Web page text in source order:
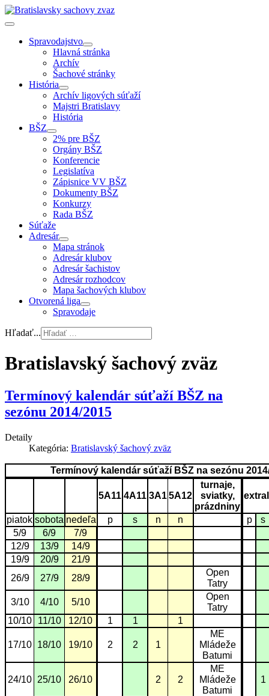
Spravodajstvo
Hlavná stránka
Archív
Šachové stránky
História
Archív ligových súťaží
Majstri Bratislavy
História
BŠZ
2% pre BŠZ
Orgány BŠZ
Konferencie
Legislatíva
Zápisnice VV BŠZ
Dokumenty BŠZ
Konkurzy
Rada BŠZ
Súťaže
Adresár
Mapa stránok
Adresár klubov
Adresár šachistov
Adresár rozhodcov
Mapa šachových klubov
Otvorená liga
Spravodaje
Hľadať...
Bratislavský šachový zväz
Termínový kalendár súťaží BŠZ na
sezónu 2014/2015
Detaily
Kategória: Bratislavský šachový zväz
Termínový kalendár súťaží BŠZ na sezónu
5A11 4A11 3A15A12
turnaje,
sviatky,
prázdniny
piatok sobota nedeľa p s n n p
s
5/9
6/9
7/9
12/9
13/9
14/9
19/9
20/9
21/9
26/9
27/9 28/9
Open
Tatry
3/10
4/10 5/10
Open
Tatry
10/10
11/10 12/10 1 1 1
17/10 18/10 19/10 2 2 1
ME
Mládeže
Batumi
24/10 25/10 26/10 2 2
ME
Mládeže
Batumi
1